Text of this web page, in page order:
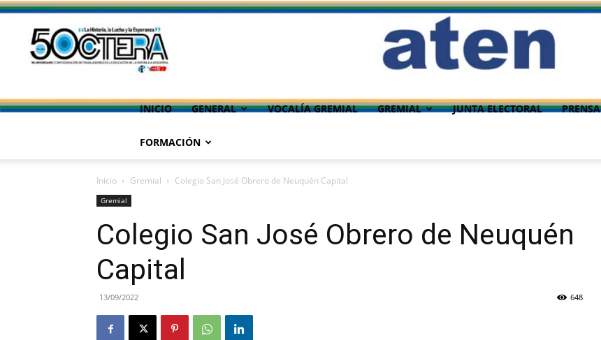
INICIO GENERAL VOCALÍA GREMIAL GREMIAL JUNTA ELECTORAL PRENSA
FORMACIÓN
Inicio Gremial Colegio San José Obrero de Neuquén Capital
Gremial
Colegio San José Obrero de Neuquén
Capital
13/09/2022 648